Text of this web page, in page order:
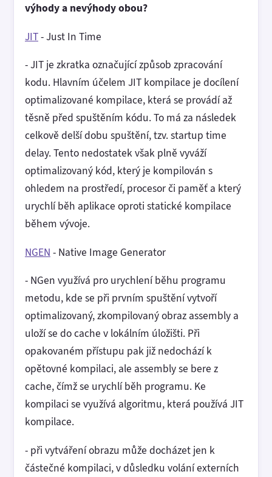
výhody a nevýhody obou?
JIT- Just In Time
- JIT je zkratka označující způsob zpracování
kodu. Hlavním účelem JIT kompilace je docílení
optimalizované kompilace, která se provádí až
těsně před spuštěním kódu. To má za následek
celkově delší dobu spuštění, tzv. startup time
delay. Tento nedostatek však plně vyváží
optimalizovaný kód, který je kompilován s
ohledem na prostředí, procesor či paměť a který
urychlí běh aplikace oproti statické kompilace
během vývoje.
NGEN - Native Image Generator
- NGen využívá pro urychlení běhu programu
metodu, kde se při prvním spuštění vytvoří
optimalizovaný, zkompilovaný obraz assembly a
uloží se do cache v lokálním úložišti. Při
opakovaném přístupu pak již nedochází k
opětovné kompilaci, ale assembly se bere z
cache, čímž se urychlí běh programu. Ke
kompilaci se využívá algoritmu, která používá JIT
kompilace.
- při vytváření obrazu může docházet jen k
částečné kompilaci, v důsledku volání externích